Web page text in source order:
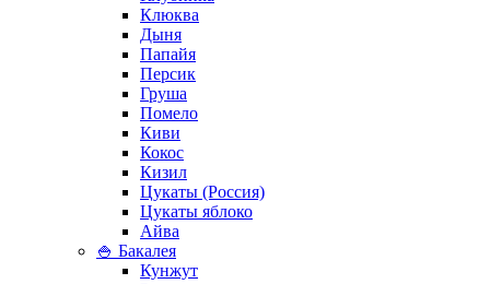
Клюква
Дыня
Папайя
Персик
Груша
Помело
Киви
Кокос
Кизил
Цукаты (Россия)
Цукаты яблоко
Айва
🍚 Бакалея
Кунжут